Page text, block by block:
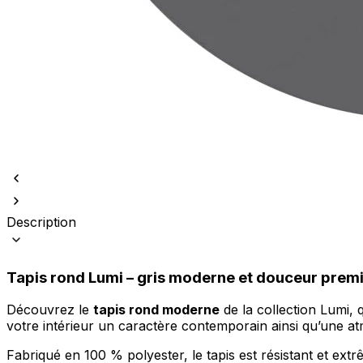
Description
Tapis rond Lumi – gris moderne et douceur
Découvrez le tapis rond moderne de la collection Lumi,
votre intérieur un caractère contemporain ainsi qu’une
Fabriqué en 100 % polyester, le tapis est résistant et
Préférences
Les cookies liés aux
comme votre langue préférée